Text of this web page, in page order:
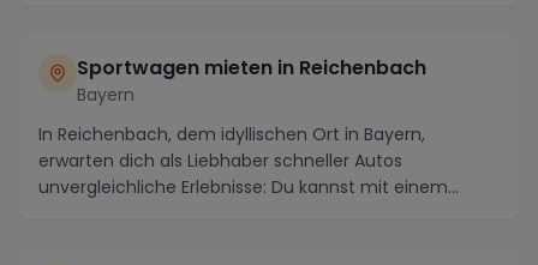
Sportwagen mieten in Reichenbach
Bayern
In Reichenbach, dem idyllischen Ort in Bayern,
erwarten dich als Liebhaber schneller Autos
unvergleichliche Erlebnisse: Du kannst mit einem